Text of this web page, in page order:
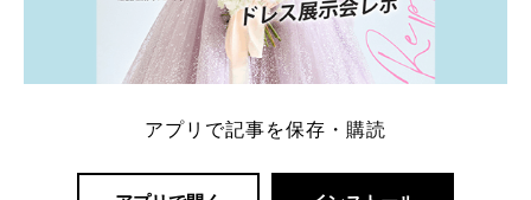
アプリで記事を保存・購読